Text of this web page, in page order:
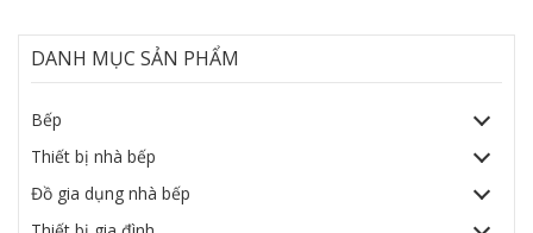
DANH MỤC SẢN PHẨM
Bếp
Thiết bị nhà bếp
Đồ gia dụng nhà bếp